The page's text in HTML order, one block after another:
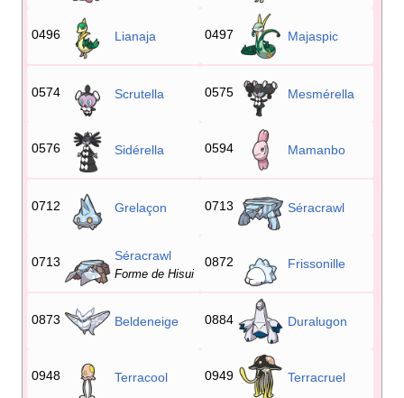
0496 Lianaja 0497 Majaspic
0574 Scrutella 0575 Mesmérella
0576 Sidérella 0594 Mamanbo
0712 Grelaçon 0713 Séracrawl
0713 Séracrawl
Forme de Hisui
0872 Frissonille
0873 Beldeneige 0884 Duralugon
0948 Terracool 0949 Terracruel